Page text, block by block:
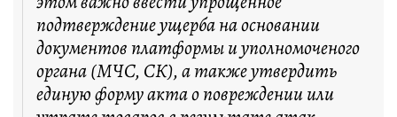
подтверждение ущерба на основании
документов платформы и уполномоченого
органа (МЧС, СК), а также утвердить
единую форму акта о повреждении или